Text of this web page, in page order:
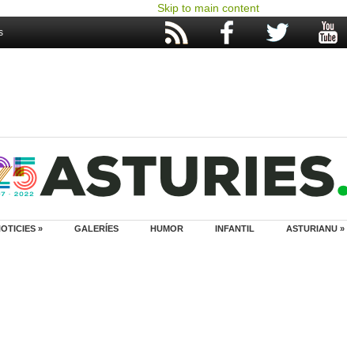
Skip to main content
» GALERÍES HUMOR INFANTIL ASTURIANU »